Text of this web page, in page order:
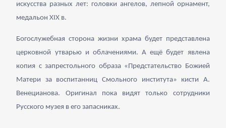
искусства разных лет: головки ангелов, лепной орнамент,
медальон XIX в.
Богослужебная сторона жизни храма будет представлена
церковной утварью и облачениями. А ещё будет явлена
копия с запрестольного образа «Предстательство Божией
Матери за воспитанниц Смольного института» кисти А.
Венецианова. Оригинал пока видят только сотрудники
Русского музея в его запасниках.